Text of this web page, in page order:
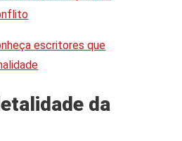
escritores que
da